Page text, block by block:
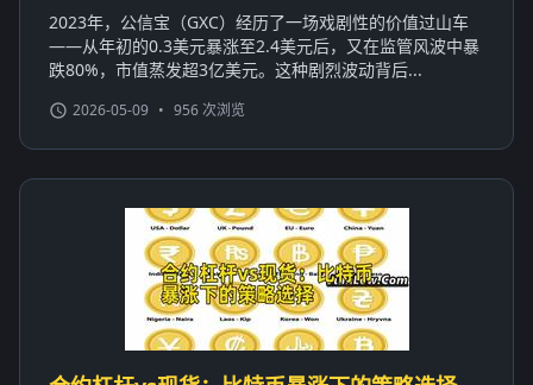
2023年，公信宝（GXC）经历了一场戏剧性的价值过山车
——从年初的0.3美元暴涨至2.4美元后，又在监管风波中暴
跌80%，市值蒸发超3亿美元。这种剧烈波动背后...
2026-05-09 • 956 次浏览